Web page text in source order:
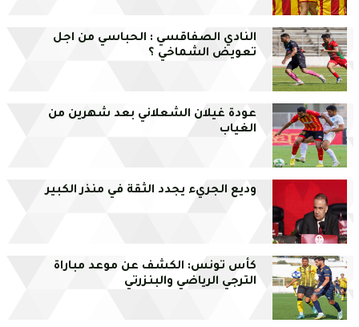
النادي الصفاقسي : الحباسي من اجل
تعويض الشماخي ؟
عودة غيلان الشعلاني بعد شهرين من
الغياب
وديع الجريء يجدد الثقة في منذر الكبير
كأس تونس: الكشف عن موعد مباراة
الترجي الرياضي والبنزرتي